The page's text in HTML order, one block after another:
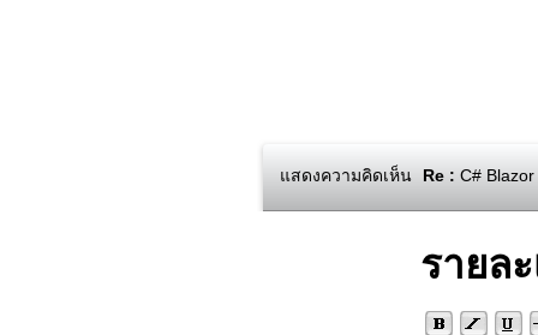
แสดงความคิดเห็น Re : C#
รายล